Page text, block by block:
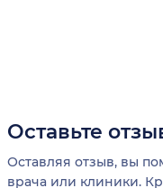
Оставьте
Оставляя отзыв, вы
врача или клиники.